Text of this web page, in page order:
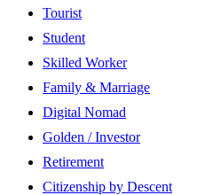
Tourist
Student
Skilled Worker
Family & Marriage
Digital Nomad
Golden / Investor
Retirement
Citizenship by Descent